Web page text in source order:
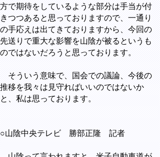
方で期待をしているような部分は手当が付
きつつあると思っておりますので、一通り
の手応えは出てきておりますから、今回の
先送りで重大な影響を山陰が被るというも
のではないだろうと思っております。
そういう意味で、国会での議論、今後の
推移を我々は見守ればいいのではないか
と、私は思っております。
○山陰中央テレビ 勝部正隆 記者